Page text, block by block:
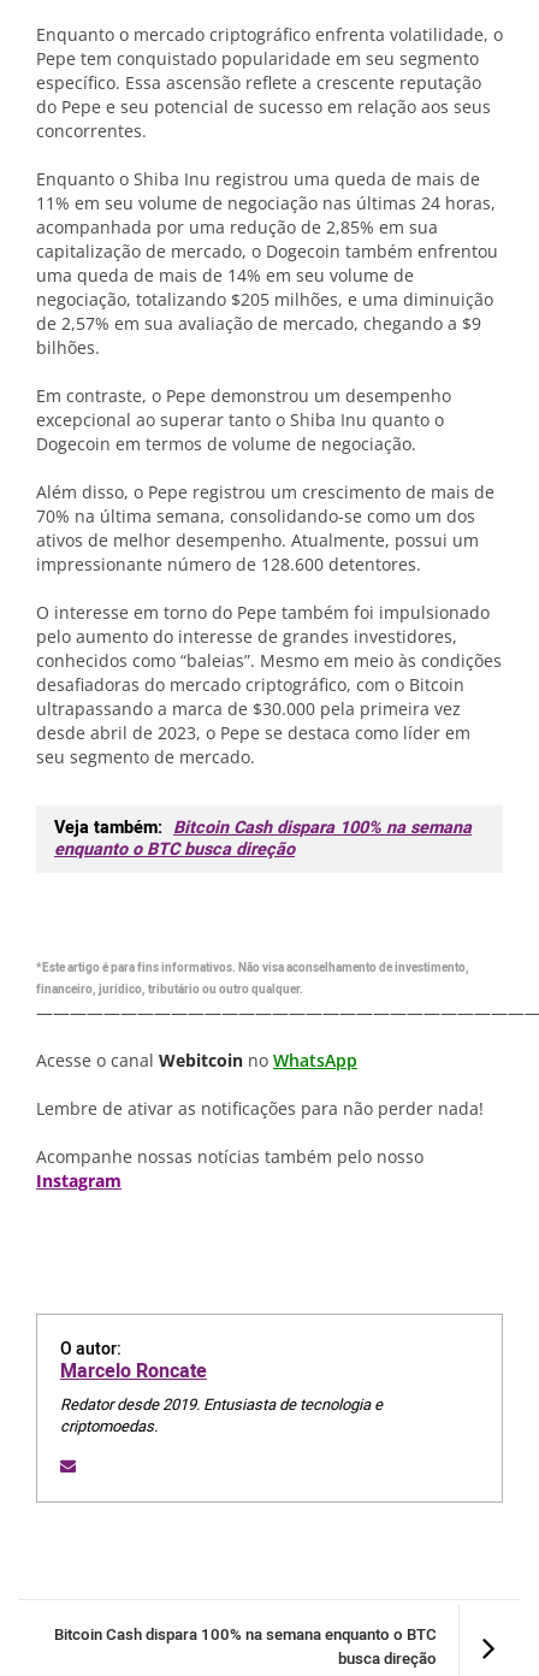
Enquanto o mercado criptográfico enfrenta volatilidade, o
Pepe tem conquistado popularidade em seu segmento
específico. Essa ascensão reflete a crescente reputação
do Pepe e seu potencial de sucesso em relação aos seus
concorrentes.
Enquanto o Shiba Inu registrou uma queda de mais de
11% em seu volume de negociação nas últimas 24 horas,
acompanhada por uma redução de 2,85% em sua
capitalização de mercado, o Dogecoin também enfrentou
uma queda de mais de 14% em seu volume de
negociação, totalizando $205 milhões, e uma diminuição
de 2,57% em sua avaliação de mercado, chegando a $9
bilhões.
Em contraste, o Pepe demonstrou um desempenho
excepcional ao superar tanto o Shiba Inu quanto o
Dogecoin em termos de volume de negociação.
Além disso, o Pepe registrou um crescimento de mais de
70% na última semana, consolidando-se como um dos
ativos de melhor desempenho. Atualmente, possui um
impressionante número de 128.600 detentores.
O interesse em torno do Pepe também foi impulsionado
pelo aumento do interesse de grandes investidores,
conhecidos como “baleias”. Mesmo em meio às condições
desafiadoras do mercado criptográfico, com o Bitcoin
ultrapassando a marca de $30.000 pela primeira vez
desde abril de 2023, o Pepe se destaca como líder em
seu segmento de mercado.
Veja também: Bitcoin Cash dispara 100% na semana
enquanto o BTC busca direção
*Este artigo é para fins informativos. Não visa aconselhamento de investimento,
financeiro, jurídico, tributário ou outro qualquer.
Acesse o canal Webitcoin no WhatsApp
Lembre de ativar as notificações para não perder nada!
Acompanhe nossas notícias também pelo nosso
Instagram
O autor:
Marcelo Roncate
Redator desde 2019. Entusiasta de tecnologia e
criptomoedas.
Bitcoin Cash dispara 100% na semana enquanto o BTC
busca direção